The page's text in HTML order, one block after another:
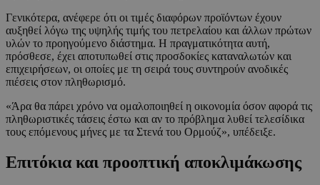
Γενικότερα, ανέφερε ότι οι τιμές διαφόρων προϊόντων έχουν
αυξηθεί λόγω της υψηλής τιμής του πετρελαίου και άλλων πρώτων
υλών το προηγούμενο διάστημα. Η πραγματικότητα αυτή,
πρόσθεσε, έχει αποτυπωθεί στις προσδοκίες καταναλωτών και
επιχειρήσεων, οι οποίες με τη σειρά τους συντηρούν ανοδικές
πιέσεις στον πληθωρισμό.
«Άρα θα πάρει χρόνο να ομαλοποιηθεί η οικονομία όσον αφορά τις
πληθωριστικές τάσεις έστω και αν το πρόβλημα λυθεί τελεσίδικα
τους επόμενους μήνες με τα Στενά του Ορμούζ», υπέδειξε.
Επιτόκια και προοπτική αποκλιμάκωσης